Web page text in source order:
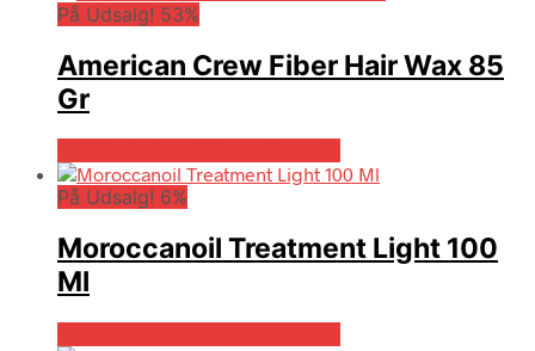
På Udsalg! 53%
American Crew Fiber Hair Wax 85
Gr
På Udsalg! 6%
Moroccanoil Treatment Light 100
Ml